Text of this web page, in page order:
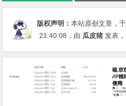
版权声明：本站原创文章，
21:40:08 ，由 瓜皮猪 发表